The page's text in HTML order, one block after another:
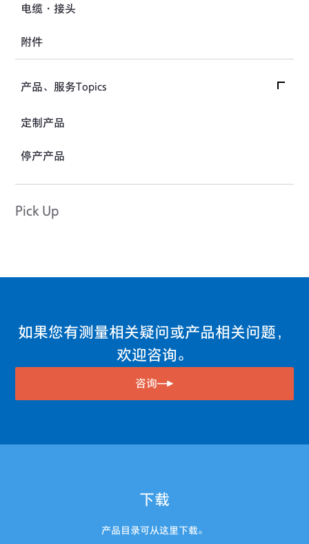
接缝计
人体假人传感器
试验装置、系统
电缆・接头
附件
产品、服务Topics
产品、服务Topics首页
定制产品
停产产品
Pick Up
如果您有测量相关疑问或产品相关问题，
欢迎咨询。
咨询
下载
产品目录可从这里下载。